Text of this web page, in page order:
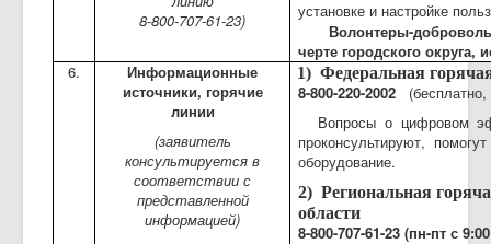
8-800-707-61-23)
установке и настройке
Волонтеры-
черте городского
6.
Информационные
источники, горячие
линии
(заявитель
консультируется в
соответствии с
представленной
информацией)
1) Федеральная
8-800-220-2002
(бесплатно,
Вопросы о цифровом
проконсультируют,
оборудование.
2) Региональная
области
8-800-707-61-23(пн-пт с